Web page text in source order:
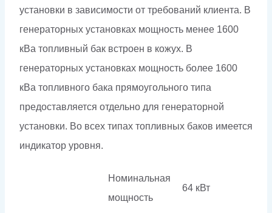
установки в зависимости от требований клиента. В
генераторных установках мощность менее 1600
кВа топливный бак встроен в кожух. В
генераторных установках мощность более 1600
кВа топливного бака прямоугольного типа
предоставляется отдельно для генераторной
установки. Во всех типах топливных баков имеется
индикатор уровня.
Номинальная
мощность
64 кВт